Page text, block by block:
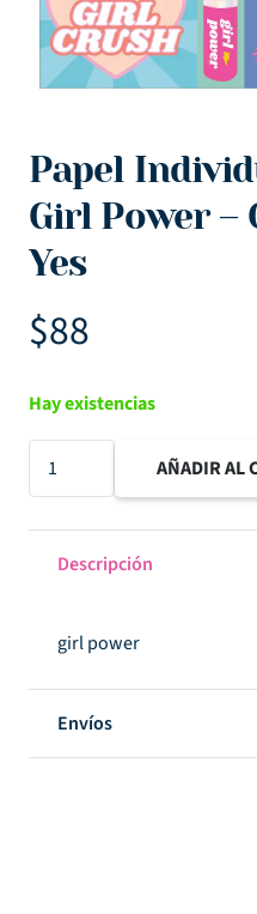
Papel
Girl Power –
Yes
$88
Hay existencias
Papel
Individual
Power
-
OSP
Yes
AÑADIR AL
Descripción
girl power
Envíos